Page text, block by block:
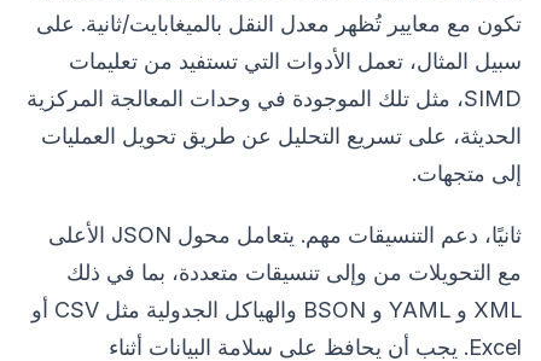
تكون مع معايير تُظهر معدل النقل بالميغابايت/ثانية. على
سبيل المثال، تعمل الأدوات التي تستفيد من تعليمات
SIMD، مثل تلك الموجودة في وحدات المعالجة المركزية
الحديثة، على تسريع التحليل عن طريق تحويل العمليات
إلى متجهات.
ثانيًا، دعم التنسيقات مهم. يتعامل محول JSON الأعلى
مع التحويلات من وإلى تنسيقات متعددة، بما في ذلك
XML و YAML و BSON والهياكل الجدولية مثل CSV أو
Excel. يجب أن يحافظ على سلامة البيانات أثناء